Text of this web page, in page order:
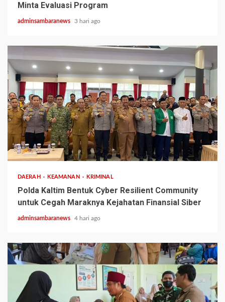
Minta Evaluasi Program
adminsambaranews 3 hari ago
2 min read
DAERAH KEAMANAN KRIMINAL
Polda Kaltim Bentuk Cyber Resilient Community
untuk Cegah Maraknya Kejahatan Finansial Siber
adminsambaranews 4 hari ago